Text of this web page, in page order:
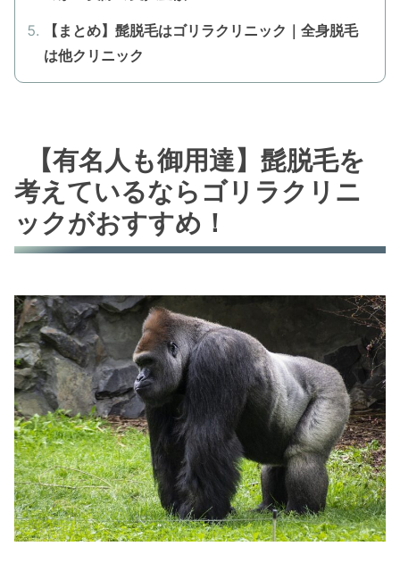
【まとめ】髭脱毛はゴリラクリニック｜全身脱毛
は他クリニック
【有名人も御用達】髭脱毛を
考えているならゴリラクリニ
ックがおすすめ！